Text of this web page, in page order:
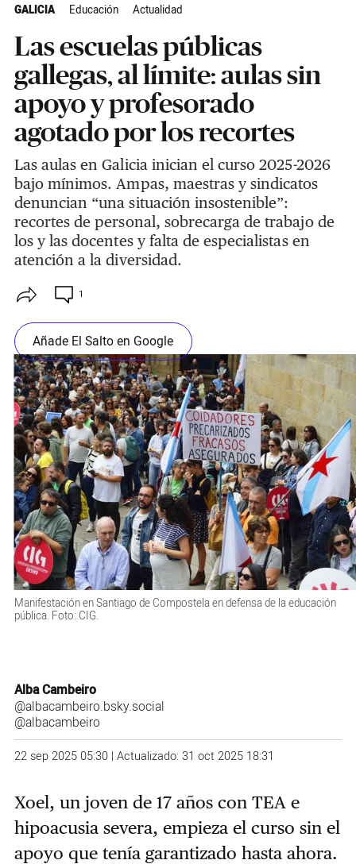
GALICIA Educación Actualidad
Las escuelas públicas
gallegas, al límite: aulas sin
apoyo y profesorado
agotado por los recortes
Las aulas en Galicia inician el curso 2025-2026
bajo mínimos. Ampas, maestras y sindicatos
denuncian “una situación insostenible”:
recortes de personal, sobrecarga de trabajo de
los y las docentes y falta de especialistas en
atención a la diversidad.
1
Añade El Salto en Google
Manifestación en Santiago de Compostela en defensa de la educación
pública. Foto: CIG.
Alba Cambeiro
@albacambeiro.bsky.social
@albacambeiro
22 sep 2025 05:30 | Actualizado: 31 oct 2025 18:31
Xoel, un joven de 17 años con TEA e
hipoacusia severa, empieza el curso sin el
apoyo que tenía garantizado hasta ahora.